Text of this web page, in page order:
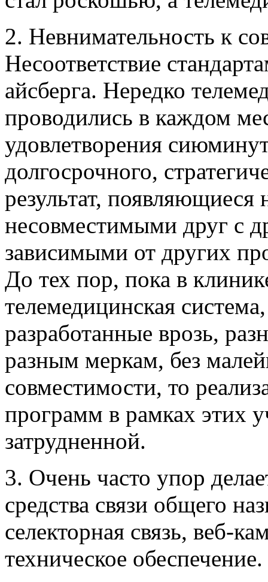
2. Невнимательность к
Несоответствие
айсберга. Нередко
проводились в каждом
удовлетворения
долгосрочного,
результат, появляющиеся
несовместимыми друг с
зависимыми от других
До тех пор, пока в
телемедицинская
разработанные врозь,
разным меркам, без
совместимости, то
программ в рамках этих
затрудненной.
3. Очень часто упор
средства связи общего
селекторная связь, веб-
техническое